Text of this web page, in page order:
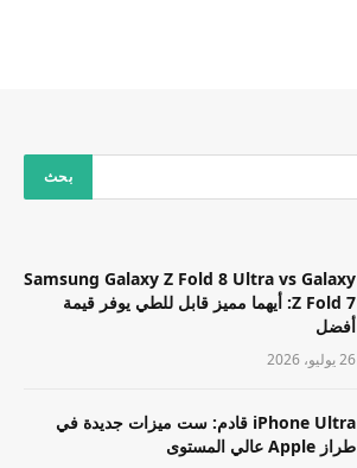
Samsung Galaxy Z Fold 8 Ultra vs Galaxy
Z Fold 7: أيهما مميز قابل للطي يوفر قيمة
أفضل
26 يوليو، 2026
iPhone Ultra قادم: ست ميزات جديدة في
طراز Apple عالي المستوى